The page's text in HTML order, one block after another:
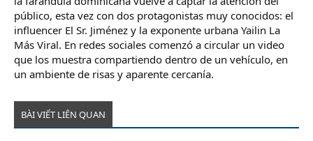
público, esta vez con dos protagonistas muy conocidos: el
influencer El Sr. Jiménez y la exponente urbana Yailin La
Más Viral. En redes sociales comenzó a circular un video
que los muestra compartiendo dentro de un vehículo, en
un ambiente de risas y aparente cercanía.
BÀI VIẾT LIÊN QUAN